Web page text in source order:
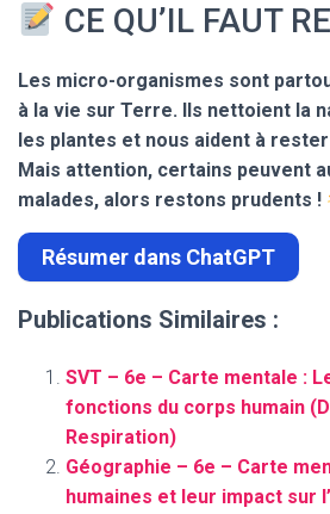
CE QU’IL FAUT
Les micro-organismes sont
à la vie sur Terre. Ils nettoient la
les plantes et nous aident à
Mais attention, certains peuvent
malades, alors restons prudents !
Résumer dans ChatGPT
Publications Similaires :
SVT – 6e – Carte mentale :
fonctions du corps humain
Respiration)
Géographie – 6e – Carte
humaines et leur impact sur